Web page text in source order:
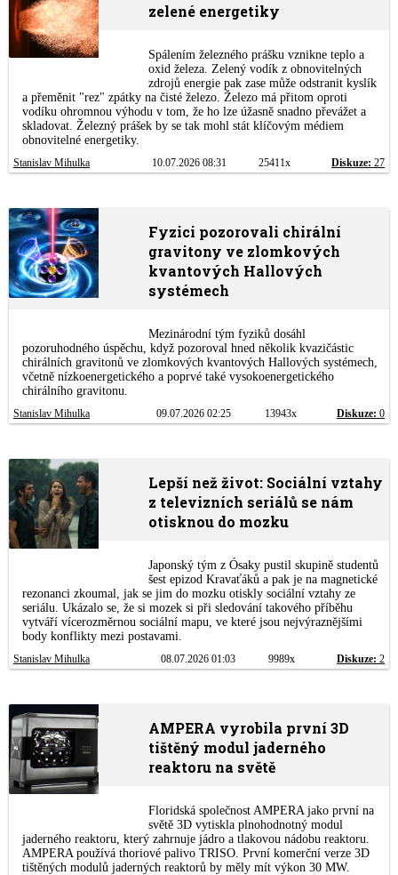
zelené energetiky
Spálením železného prášku vznikne teplo a
oxid železa. Zelený vodík z obnovitelných
zdrojů energie pak zase může odstranit kyslík
a přeměnit "rez" zpátky na čisté železo. Železo má přitom oproti
vodíku ohromnou výhodu v tom, že ho lze úžasně snadno převážet a
skladovat. Železný prášek by se tak mohl stát klíčovým médiem
obnovitelné energetiky.
Stanislav Mihulka 10.07.2026 08:31 25411x Diskuze: 27
Fyzici pozorovali chirální
gravitony ve zlomkových
kvantových Hallových
systémech
Mezinárodní tým fyziků dosáhl
pozoruhodného úspěchu, když pozoroval hned několik kvazičástic
chirálních gravitonů ve zlomkových kvantových Hallových systémech,
včetně nízkoenergetického a poprvé také vysokoenergetického
chirálního gravitonu.
Stanislav Mihulka 09.07.2026 02:25 13943x Diskuze: 0
Lepší než život: Sociální vztahy
z televizních seriálů se nám
otisknou do mozku
Japonský tým z Ósaky pustil skupině studentů
šest epizod Kravaťáků a pak je na magnetické
rezonanci zkoumal, jak se jim do mozku otiskly sociální vztahy ze
seriálu. Ukázalo se, že si mozek si při sledování takového příběhu
vytváří vícerozměrnou sociální mapu, ve které jsou nejvýraznějšími
body konflikty mezi postavami.
Stanislav Mihulka 08.07.2026 01:03 9989x Diskuze: 2
AMPERA vyrobila první 3D
tištěný modul jaderného
reaktoru na světě
Floridská společnost AMPERA jako první na
světě 3D vytiskla plnohodnotný modul
jaderného reaktoru, který zahrnuje jádro a tlakovou nádobu reaktoru.
AMPERA používá thoriové palivo TRISO. První komerční verze 3D
tištěných modulů jaderných reaktorů by měly mít výkon 30 MW.